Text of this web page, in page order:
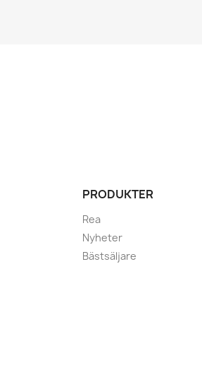
PRODUKTER
Rea
Nyheter
Bästsäljare